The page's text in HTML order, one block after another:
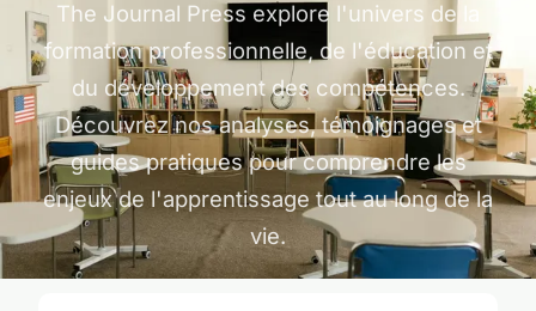
The Journal Press explore l'univers de la
formation professionnelle, de l'éducation et
du développement des compétences.
Découvrez nos analyses, témoignages et
guides pratiques pour comprendre les
enjeux de l'apprentissage tout au long de la
vie.